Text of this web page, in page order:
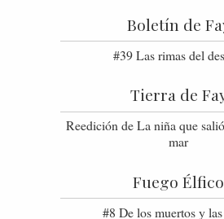
Boletín de
#39 Las rimas del
Tierra de
Reedición de La niña que
mar
Fuego Élfico
#8 De los muertos y